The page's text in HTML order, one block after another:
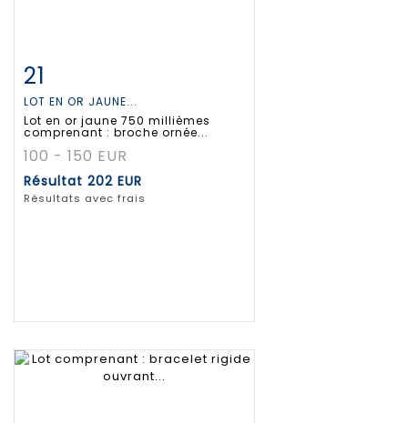
Fiche détaillée
21
LOT EN OR JAUNE...
Lot en or jaune 750 millièmes
comprenant : broche ornée...
100 - 150 EUR
Résultat 202 EUR
Résultats avec frais